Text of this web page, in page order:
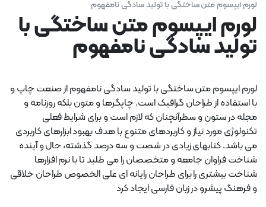
لورم ایپسوم متن ساختگی با تولید سادگی نامفهوم
لورم ایپسوم متن ساختگی با
تولید سادگی نامفهوم
لورم ایپسوم متن ساختگی با تولید سادگی نامفهوم از صنعت چاپ و
با استفاده از طراحان گرافیک است. چاپگرها و متون بلکه روزنامه و
مجله در ستون و سطرآنچنان که لازم است و برای شرایط فعلی
تکنولوژی مورد نیاز و کاربردهای متنوع با هدف بهبود ابزارهای کاربردی
می باشد. کتابهای زیادی در شصت و سه درصد گذشته، حال و آینده
شناخت فراوان جامعه و متخصصان را می طلبد تا با نرم افزارها
شناخت بیشتری را برای طراحان رایانه ای علی الخصوص طراحان خلاقی
و فرهنگ پیشرو در زبان فارسی ایجاد کرد